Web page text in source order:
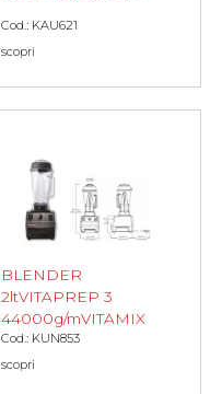
Cod.: KAU621
scopri
BLENDER
2ltVITAPREP 3
44000g/mVITAMIX
Cod.: KUN853
scopri